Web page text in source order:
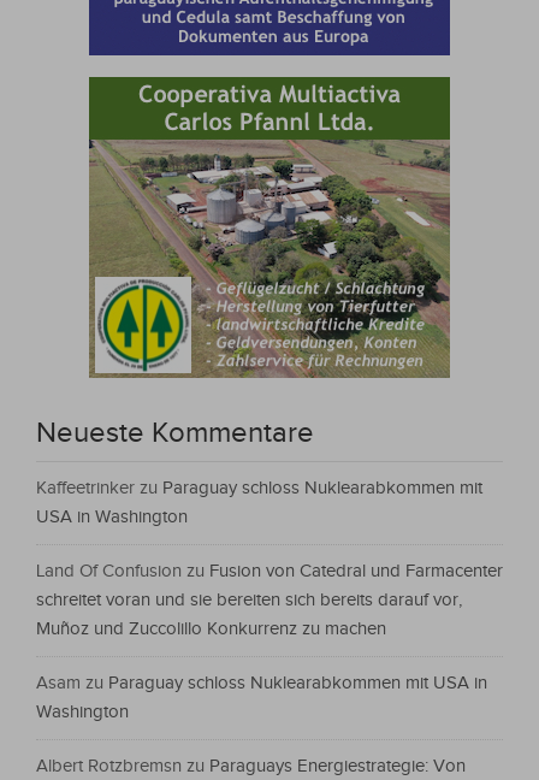
Neueste Kommentare
Kaffeetrinker zu Paraguay schloss Nuklearabkommen mit
USA in Washington
Land Of Confusion zu Fusion von Catedral und Farmacenter
schreitet voran und sie bereiten sich bereits darauf vor,
Muñoz und Zuccolillo Konkurrenz zu machen
Asam zu Paraguay schloss Nuklearabkommen mit USA in
Washington
Albert Rotzbremsn zu Paraguays Energiestrategie: Von